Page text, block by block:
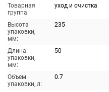
Товарная
группа:
уход и очистка
Высота
упаковки,
мм:
235
Длина
упаковки,
мм:
50
Объем
упаковки, л:
0.7